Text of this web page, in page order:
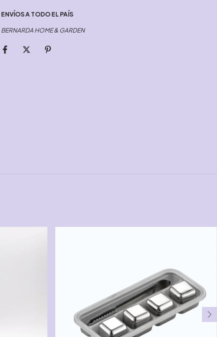
ENVÍOS A TODO EL PAÍS
BERNARDA HOME & GARDEN